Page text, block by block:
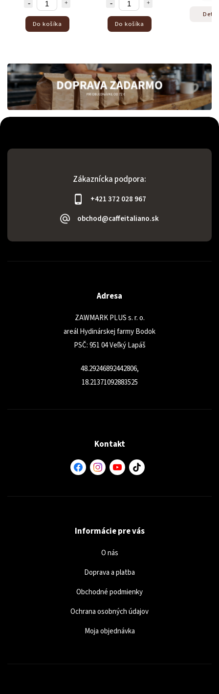
Zákaznícka podpora:
+421 372 028 967
obchod@caffeitaliano.sk
Adresa
ZAWMARK PLUS s. r. o.
areál Hydinárskej farmy Bodok
PSČ: 951 04 Veľký Lapáš
48.29246892442806,
18.21371092883525
Kontakt
Informácie pre vás
O nás
Doprava a platba
Obchodné podmienky
Ochrana osobných údajov
Moja objednávka